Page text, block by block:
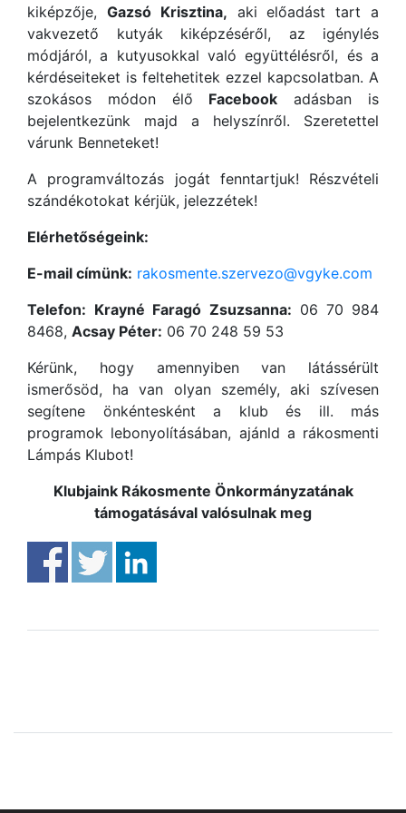
kiképzője, Gazsó Krisztina, aki előadást tart a
vakvezető kutyák kiképzéséről, az igénylés
módjáról, a kutyusokkal való együttélésről, és a
kérdéseiteket is feltehetitek ezzel kapcsolatban. A
szokásos módon élő Facebook adásban is
bejelentkezünk majd a helyszínről. Szeretettel
várunk Benneteket!
A programváltozás jogát fenntartjuk! Részvételi
szándékotokat kérjük, jelezzétek!
Elérhetőségeink:
E-mail címünk: rakosmente.szervezo@vgyke.com
Telefon: Krayné Faragó Zsuzsanna: 06 70 984
8468, Acsay Péter: 06 70 248 59 53
Kérünk, hogy amennyiben van látássérült
ismerősöd, ha van olyan személy, aki szívesen
segítene önkéntesként a klub és ill. más
programok lebonyolításában, ajánld a rákosmenti
Lámpás Klubot!
Klubjaink Rákosmente Önkormányzatának
támogatásával valósulnak meg